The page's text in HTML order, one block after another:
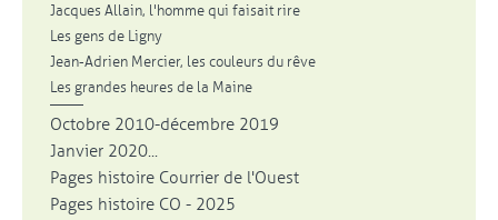
Jacques Allain, l'homme qui faisait rire
Les gens de Ligny
Jean-Adrien Mercier, les couleurs du rêve
Les grandes heures de la Maine
Octobre 2010-décembre 2019
Janvier 2020...
Pages histoire Courrier de l'Ouest
Pages histoire CO - 2025